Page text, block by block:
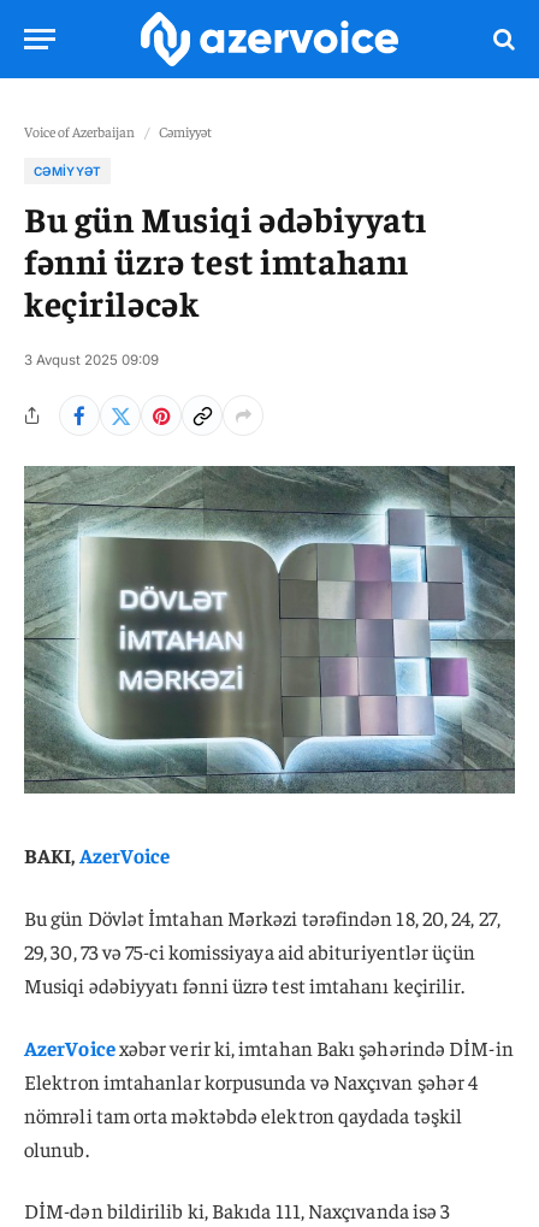
Voice of Azerbaijan / Cəmiyyət
CƏMIYYƏT
Bu gün Musiqi ədəbiyyatı
fənni üzrə test imtahanı
keçiriləcək
3 Avqust 2025 09:09
BAKI,AzerVoice
Bu gün Dövlət İmtahan Mərkəzi tərəfindən 18, 20, 24, 27,
29, 30, 73 və 75-ci komissiyaya aid abituriyentlər üçün
Musiqi ədəbiyyatı fənni üzrə test imtahanı keçirilir.
AzerVoicexəbər verir ki, imtahan Bakı şəhərində DİM-in
Elektron imtahanlar korpusunda və Naxçıvan şəhər 4
nömrəli tam orta məktəbdə elektron qaydada təşkil
olunub.
DİM-dən bildirilib ki, Bakıda 111, Naxçıvanda isə 3